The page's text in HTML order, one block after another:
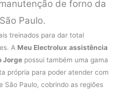
de forno da
Paulo.
treinados para dar total
A Meu Electrolux assistência
Jorge possui também uma gama
própria para poder atender com
São Paulo, cobrindo as regiões